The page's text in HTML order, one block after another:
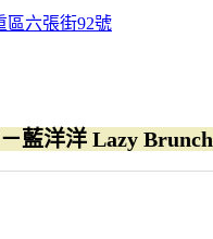
區六張街92號
藍洋洋 Lazy Brunch